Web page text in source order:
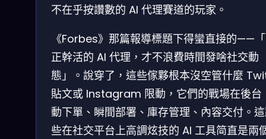
不在乎按讚數的 AI 代理賽道的玩家。
《Forbes》那篇報導標題下得蠻直接的——
正幹活的 AI 代理，才不浪費時間發啥社交動
態」。說穿了，這些傢夥根本沒空管什麼
貼文或 Instagram 限動，它們的戰場在後台
動下單、瞬間部署、庫存管理、內容交付。
些在社交平台上高調炫技的 AI 工具简直是兩